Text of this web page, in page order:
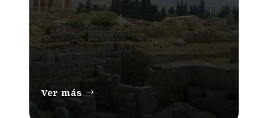
Ver más